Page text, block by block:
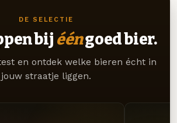
DE SELECTIE
bij ééngoed bier.
en ontdek welke bieren écht in
jouw straatje liggen.